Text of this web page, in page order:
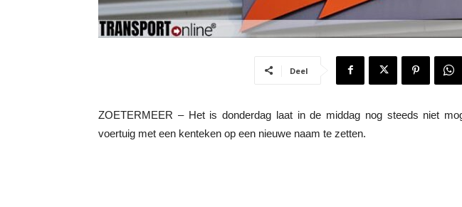
Deel
ZOETERMEER – Het is donderdag laat in de middag nog steeds niet
voertuig met een kenteken op een nieuwe naam te zetten.